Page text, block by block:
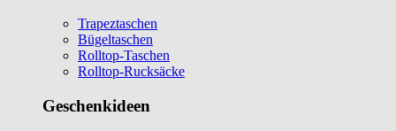
Trapeztaschen
Bügeltaschen
Rolltop-Taschen
Rolltop-Rucksäcke
Geschenkideen